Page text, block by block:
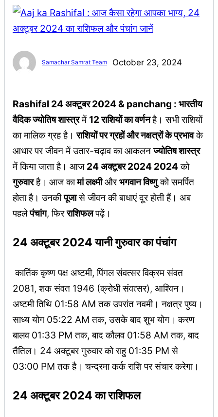
Samachar Samrat Team October 23, 2024
Rashifal 24 अक्टूबर 2024 & panchang : भारतीय
वैदिक ज्योतिष शास्त्रमें 12 राशियों का वर्णनहै। सभी राशियों
का मालिक ग्रह है।राशियों पर ग्रहों और नक्षत्रों के प्रभावके
आधार पर जीवन में उतार-चढ़ाव का आकलनज्योतिष शास्त्र
में किया जाता है। आज 24 अक्टूबर 2024 2024को
गुरुवारहै। आज कामां लक्ष्मीऔरभगवान विष्णुको समर्पित
होता है। उनकीपूजासे जीवन की बाधाएं दूर होती हैं। अब
पहलेपंचांग, फिरराशिफलपढ़ें।
24 अक्टूबर 2024 यानी गुरुवार का पंचांग
कार्तिक कृष्ण पक्ष अष्टमी, पिंगल संवत्सर विक्रम संवत
2081, शक संवत 1946 (क्रोधी संवत्सर), आश्विन।
अष्टमी तिथि 01:58 AM तक उपरांत नवमी। नक्षत्र पुष्य।
साध्य योग 05:22 AM तक, उसके बाद शुभ योग। करण
बालव 01:33 PM तक, बाद कौलव 01:58 AM तक, बाद
तैतिल‌। 24 अक्टूबर गुरुवार को राहु 01:35 PM से
03:00 PM तक है। चन्द्रमा कर्क राशि पर संचार करेगा।
24 अक्टूबर 2024 का राशिफल